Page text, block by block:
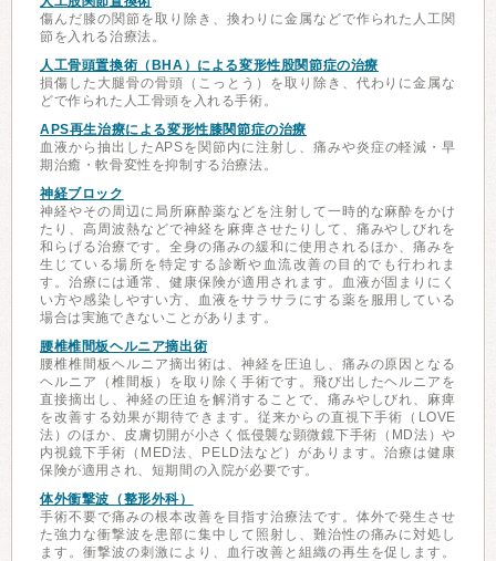
傷んだ膝の関節を取り除き、換わりに金属などで作られた人工関
節を入れる治療法。
人工骨頭置換術（BHA）による変形性股関節症の治療
損傷した大腿骨の骨頭（こっとう）を取り除き、代わりに金属な
どで作られた人工骨頭を入れる手術。
APS再生治療による変形性膝関節症の治療
血液から抽出したAPSを関節内に注射し、痛みや炎症の軽減・早
期治癒・軟骨変性を抑制する治療法。
神経ブロック
神経やその周辺に局所麻酔薬などを注射して一時的な麻酔をかけ
たり、高周波熱などで神経を麻痺させたりして、痛みやしびれを
和らげる治療です。全身の痛みの緩和に使用されるほか、痛みを
生じている場所を特定する診断や血流改善の目的でも行われま
す。治療には通常、健康保険が適用されます。血液が固まりにく
い方や感染しやすい方、血液をサラサラにする薬を服用している
場合は実施できないことがあります。
腰椎椎間板ヘルニア摘出術
腰椎椎間板ヘルニア摘出術は、神経を圧迫し、痛みの原因となる
ヘルニア（椎間板）を取り除く手術です。飛び出したヘルニアを
直接摘出し、神経の圧迫を解消することで、痛みやしびれ、麻痺
を改善する効果が期待できます。従来からの直視下手術（LOVE
法）のほか、皮膚切開が小さく低侵襲な顕微鏡下手術（MD法）や
内視鏡下手術（MED法、PELD法など）があります。治療は健康
保険が適用され、短期間の入院が必要です。
体外衝撃波（整形外科）
手術不要で痛みの根本改善を目指す治療法です。体外で発生させ
た強力な衝撃波を患部に集中して照射し、難治性の痛みに対処し
ます。衝撃波の刺激により、血行改善と組織の再生を促します。